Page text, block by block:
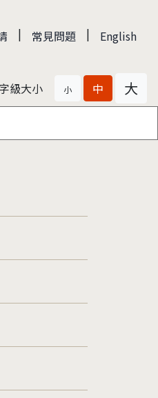
| 常見問題 | English
級大小 小 中 大